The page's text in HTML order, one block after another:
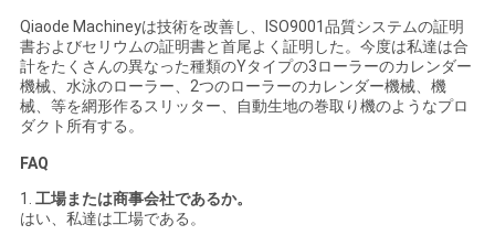
Qiaode Machineyは技術を改善し、ISO9001品質システムの証明
書およびセリウムの証明書と首尾よく証明した。今度は私達は合
計をたくさんの異なった種類のYタイプの3ローラーのカレンダー
機械、水泳のローラー、2つのローラーのカレンダー機械、機
械、等を網形作るスリッター、自動生地の巻取り機のようなプロ
ダクト所有する。
FAQ
1. 工場または商事会社であるか。
はい、私達は工場である。